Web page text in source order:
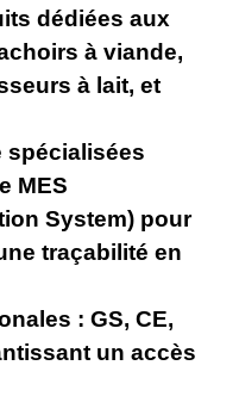
dédiées aux
à viande,
à lait, et
spécialisées
MES
System) pour
traçabilité en
: GS, CE,
un accès